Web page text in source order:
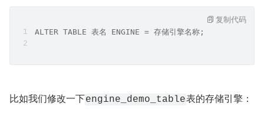
ALTER TABLE 表名 ENGINE = 存储引擎名称;
复制代码
比如我们修改一下engine_demo_table表的存储引擎：